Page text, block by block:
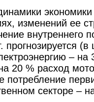
экономики
изменений ее
внутреннего
прогнозируется
– на
20 % расход
потребление
секторе –